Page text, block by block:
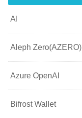
AI
Aleph Zero(AZERO)
Azure OpenAI
Bifrost Wallet